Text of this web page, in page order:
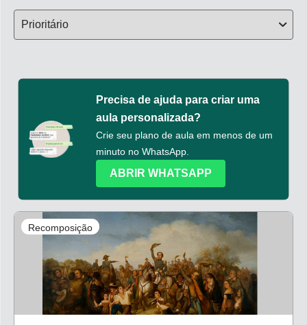
Precisa de ajuda para criar uma
aula personalizada?
Crie seu plano de aula em menos de um
minuto no WhatsApp.
ABRIR WHATSAPP
Recomposição